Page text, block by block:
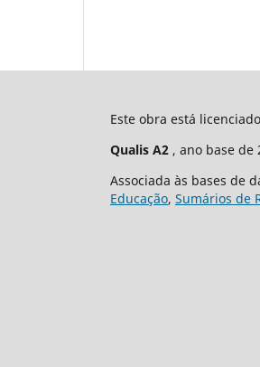
Este obra está
Qualis A2 , ano base de
Associada às bases de
Educação, Sumários de